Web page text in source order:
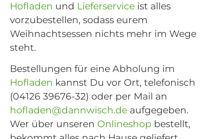
Hofladen und Lieferservice ist alles
vorzubestellen, sodass eurem
Weihnachtsessen nichts mehr im Wege
steht.
Bestellungen für eine Abholung im
Hofladen kannst Du vor Ort, telefonisch
(04126 39676-32) oder per Mail an
hofladen@dannwisch.de aufgegeben.
Wer über unseren Onlineshop bestellt,